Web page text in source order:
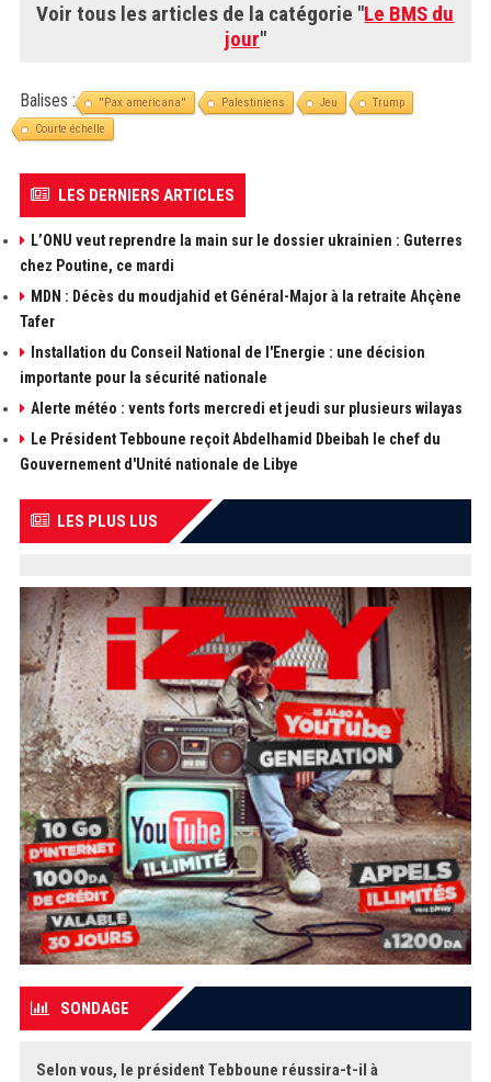
Voir tous les articles de la catégorie "Le BMS du
jour"
Balises : ''Pax americana'' Palestiniens Jeu
Trump
Courte échelle
LES DERNIERS ARTICLES
L’ONU veut reprendre la main sur le dossier ukrainien : Guterres
chez Poutine, ce mardi
MDN : Décès du moudjahid et Général-Major à la retraite Ahçène
Tafer
Installation du Conseil National de l'Energie : une décision
importante pour la sécurité nationale
Alerte météo : vents forts mercredi et jeudi sur plusieurs wilayas
Le Président Tebboune reçoit Abdelhamid Dbeibah le chef du
Gouvernement d'Unité nationale de Libye
LES PLUS LUS
SONDAGE
Selon vous, le président Tebboune réussira-t-il à